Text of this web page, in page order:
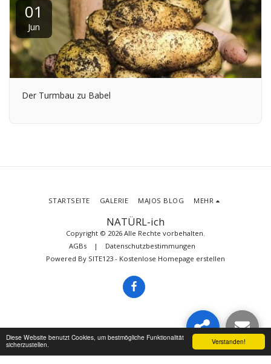
Verstanden!
Diese Website benutzt Cookies, um bestmögliche Funktionalität
sicherzustellen.
01
Jun
Der Turmbau zu Babel
NATÜRL-ich
Copyright © 2026 Alle Rechte vorbehalten.
AGBs| Datenschutzbestimmungen
Powered By SITE123 - Kostenlose Homepage erstellen
STARTSEITE GALERIE MAJOS BLOG MEHR